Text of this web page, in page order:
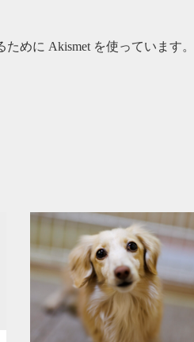
めに Akismet を使っています。